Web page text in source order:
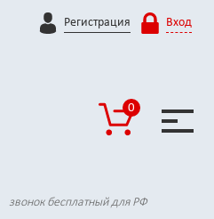
Регистрация Вход
0
звонок бесплатный для РФ